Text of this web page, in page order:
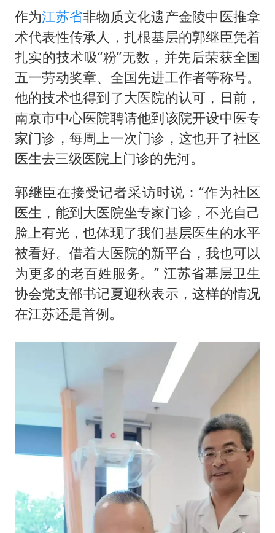
作为江苏省非物质文化遗产金陵中医推拿
术代表性传承人，扎根基层的郭继臣凭着
扎实的技术吸“粉”无数，并先后荣获全国
五一劳动奖章、全国先进工作者等称号。
他的技术也得到了大医院的认可，日前，
南京市中心医院聘请他到该院开设中医专
家门诊，每周上一次门诊，这也开了社区
医生去三级医院上门诊的先河。
郭继臣在接受记者采访时说：“作为社区
医生，能到大医院坐专家门诊，不光自己
脸上有光，也体现了我们基层医生的水平
被看好。借着大医院的新平台，我也可以
为更多的老百姓服务。” 江苏省基层卫生
协会党支部书记夏迎秋表示，这样的情况
在江苏还是首例。